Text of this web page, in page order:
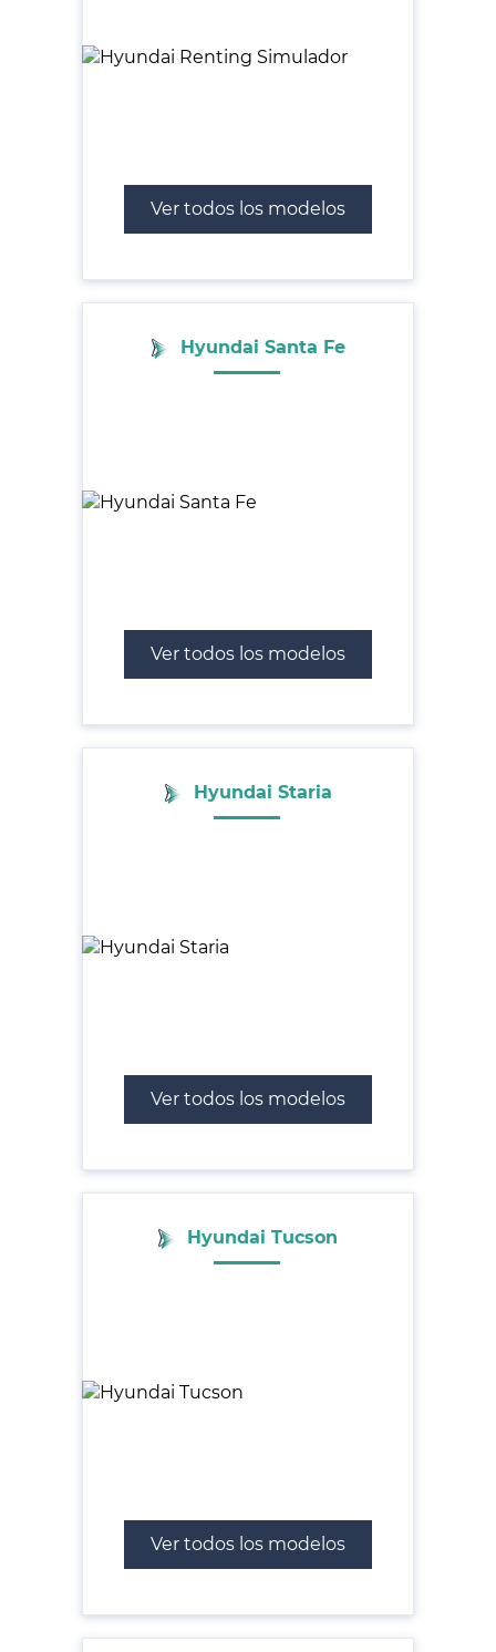
Ver todos los modelos
Hyundai Santa Fe
Ver todos los modelos
Hyundai Staria
Ver todos los modelos
Hyundai Tucson
Ver todos los modelos